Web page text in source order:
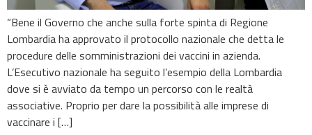
“Bene il Governo che anche sulla forte spinta di Regione
Lombardia ha approvato il protocollo nazionale che detta le
procedure delle somministrazioni dei vaccini in azienda.
L’Esecutivo nazionale ha seguito l’esempio della Lombardia
dove si è avviato da tempo un percorso con le realtà
associative. Proprio per dare la possibilità alle imprese di
vaccinare i […]